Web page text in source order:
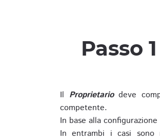
Passo
Il Proprietariodeve
competente.
In base alla
In entrambi i casi